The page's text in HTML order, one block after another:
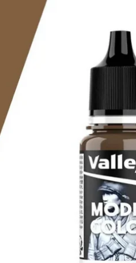
ab
69 €
EU: ab
350 €
kostenloser Versand
EU-Länder (z. B.
nicht im Kaufpreis